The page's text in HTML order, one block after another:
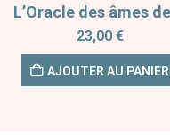
23,00 €
AJOUTER AU PANIER